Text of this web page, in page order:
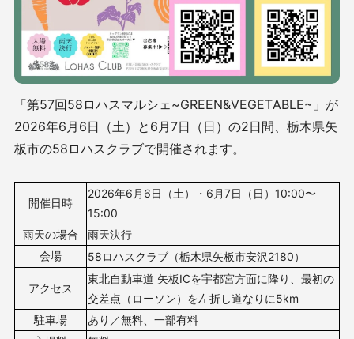
「第57回58ロハスマルシェ~GREEN&VEGETABLE~」が
2026年6月6日（土）と6月7日（日）の2日間、栃木県矢
板市の58ロハスクラブで開催されます。
開催日時
2026年6月6日（土）・6月7日（日）10:00〜
15:00
雨天の場合
雨天決行
会場
58ロハスクラブ（栃木県矢板市安沢2180）
アクセス
東北自動車道 矢板ICを宇都宮方面に降り、最初の
交差点（ローソン）を左折し道なりに5km
駐車場
あり／無料、一部有料